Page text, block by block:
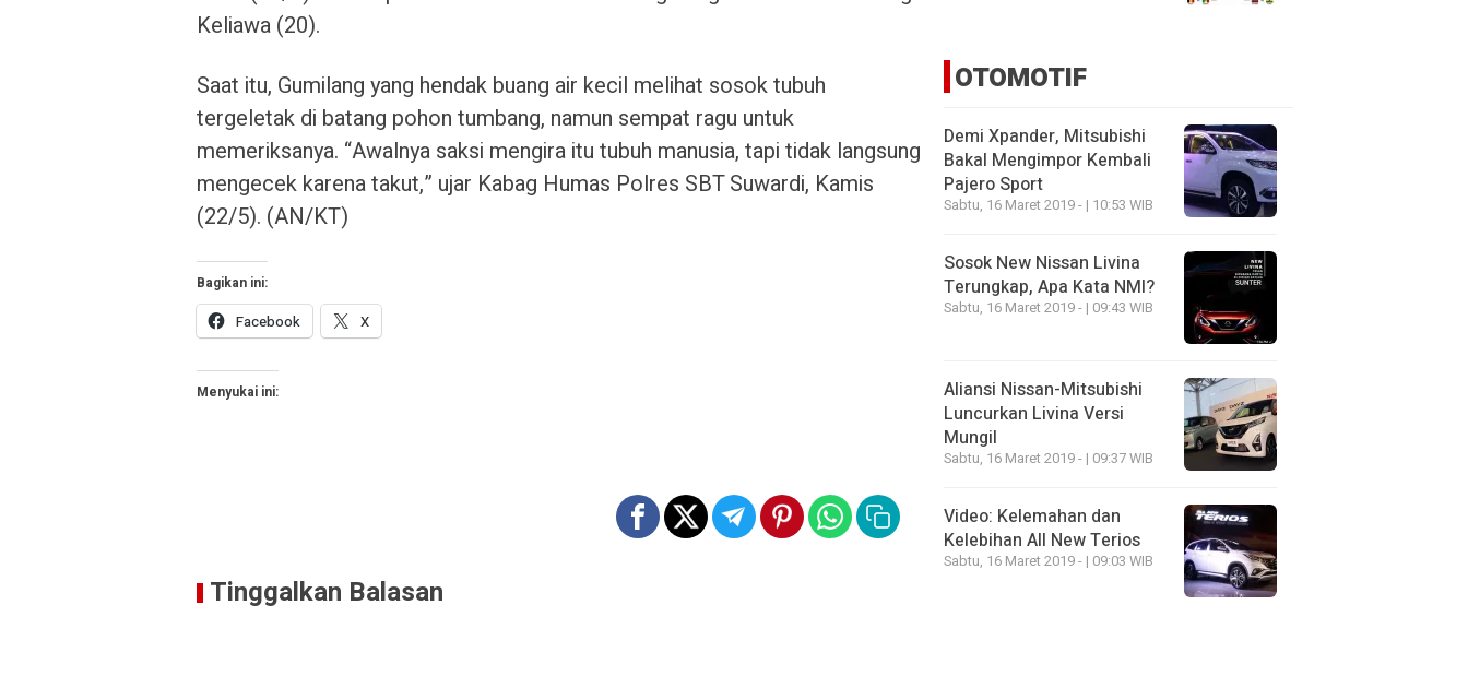
Keliawa (20).
Saat itu, Gumilang yang hendak buang air kecil melihat sosok tubuh
tergeletak di batang pohon tumbang, namun sempat ragu untuk
memeriksanya. “Awalnya saksi mengira itu tubuh manusia, tapi tidak langsung
mengecek karena takut,” ujar Kabag Humas Polres SBT Suwardi, Kamis
(22/5). (AN/KT)
Bagikan ini:
Facebook X
Menyukai ini:
Tinggalkan Balasan
OTOMOTIF
Demi Xpander, Mitsubishi
Bakal Mengimpor Kembali
Pajero Sport
Sabtu, 16 Maret 2019 - | 10:53 WIB
Sosok New Nissan Livina
Terungkap, Apa Kata NMI?
Sabtu, 16 Maret 2019 - | 09:43 WIB
Aliansi Nissan-Mitsubishi
Luncurkan Livina Versi
Mungil
Sabtu, 16 Maret 2019 - | 09:37 WIB
Video: Kelemahan dan
Kelebihan All New Terios
Sabtu, 16 Maret 2019 - | 09:03 WIB